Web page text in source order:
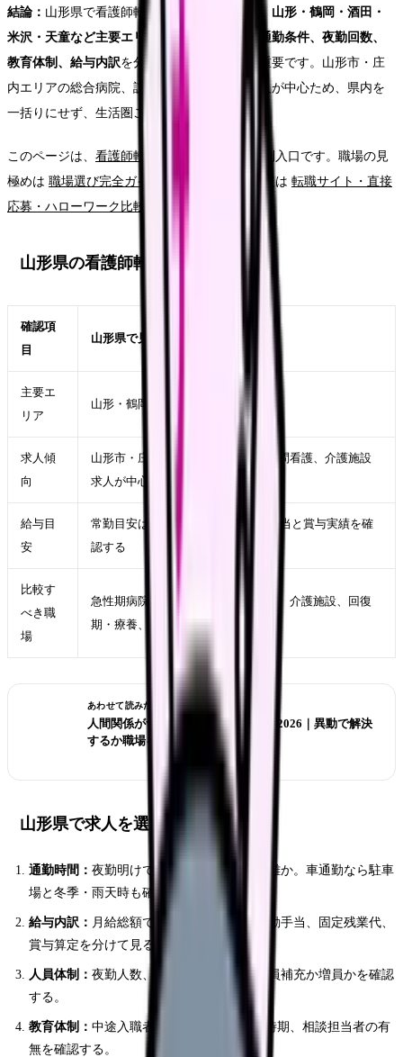
結論： 山形県で看護師転職を成功させるには、 山形・鶴岡・酒田・
米沢・天童など主要エリアごとの求人傾向、通勤条件、夜勤回数、
教育体制、給与内訳を分けて確認することが重要です。山形市・庄
内エリアの総合病院、訪問看護、介護施設求人が中心ため、県内を
一括りにせず、生活圏ごとに比較します。
このページは、 看護師転職完全ガイド
の地域別入口です。職場の見
極めは 職場選び完全ガイド 、応募ルートの比較は 転職サイト・直接
応募・ハローワーク比較
山形県の看護師転職市場
確認項
目
山形県で見るポイント
主要エ
リア
山形・鶴岡・酒田・米沢・天童
求人傾
向
山形市・庄内エリアの総合病院、訪問看護、介護施設
求人が中心
給与目
安
常勤目安は月給24〜33万円、住宅手当と賞与実績を確
認する
比較す
べき職
場
急性期病院、クリニック、訪問看護、介護施設、回復
期・療養、健診、美容クリニック
あわせて読みたい
人間関係がつらい看護師の転職判断 2026｜異動で解決
するか職場を変えるか
山形県で求人を選ぶ時の優先順位
通勤時間： 夜勤明けでも無理なく帰れる距離か。車通勤なら駐車
場と冬季・雨天時も確認する。
給与内訳： 月給総額ではなく、基本給、夜勤手当、固定残業代、
賞与算定を分けて見る。
人員体制： 夜勤人数、看護助手の有無、欠員補充か増員かを確認
する。
教育体制： 中途入職者向けOJT、夜勤開始時期、相談担当者の有
無を確認する。